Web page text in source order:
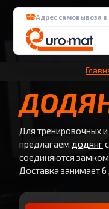
Адрес самовывоза в
Для тренировочных
предлагаем додянг
соединяются замком
Доставка занимает